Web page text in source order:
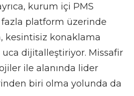
kurum içi PMS
fazla platform üzerinde
kesintisiz konaklama
dijitalleştiriyor. Missafir
ile alanında lider
biri olma yolunda da